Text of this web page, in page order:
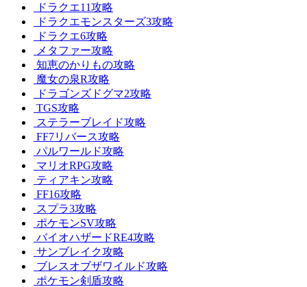
ドラクエ11攻略
ドラクエモンスターズ3攻略
ドラクエ6攻略
メタファー攻略
知恵のかりもの攻略
魔女の泉R攻略
ドラゴンズドグマ2攻略
TGS攻略
ステラーブレイド攻略
FF7リバース攻略
パルワールド攻略
マリオRPG攻略
ティアキン攻略
FF16攻略
スプラ3攻略
ポケモンSV攻略
バイオハザードRE4攻略
サンブレイク攻略
ブレスオブザワイルド攻略
ポケモン剣盾攻略